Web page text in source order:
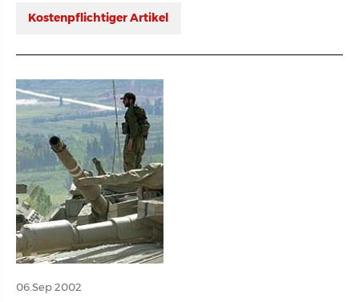
Kostenpflichtiger Artikel
06.Sep 2002